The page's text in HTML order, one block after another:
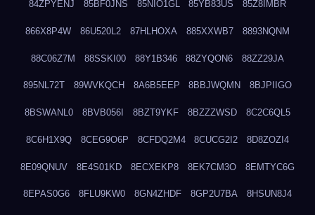
84ZPYENJ 85BF0JNS 85NIO1GL 85YB83US 85Z8IMBR
866X8P4W 86U520L2 87HLHOXA 885XXWB7 8893NQNM
88C06Z7M 88SSKI00 88Y1B346 88ZYQON6 88ZZ29JA
895NL72T 89WVKQCH 8A6B5EEP 8BBJWQMN 8BJPIIGO
8BSWANL0 8BVB056I 8BZT9YKF 8BZZZWSD 8C2C6QL5
8C6H1X9Q 8CEG9O6P 8CFDQ2M4 8CUCG2I2 8D8ZOZI4
8E09QNUV 8E4S01KD 8ECXEKP8 8EK7CM3O 8EMTYC6G
8EPAS0G6 8FLU9KW0 8GN4ZHDF 8GP2U7BA 8HSUN8J4